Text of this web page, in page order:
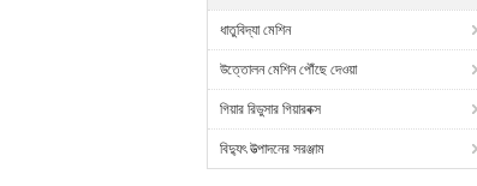
ধাতুবিদ্যা মেশিন
উত্তোলন মেশিন পৌঁছে দেওয়া
গিয়ার রিডুসার গিয়ারবক্স
বিদ্যুৎ উত্পাদনের সরঞ্জাম